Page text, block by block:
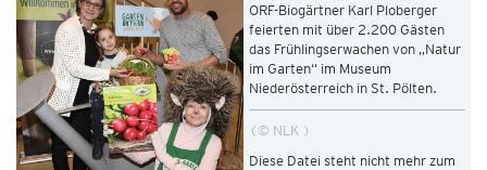
ORF-Biogärtner Karl Ploberger
feierten mit über 2.200 Gästen
das Frühlingserwachen von „Natur
im Garten“ im Museum
Niederösterreich in St. Pölten.
© NLK
Diese Datei steht nicht mehr zum